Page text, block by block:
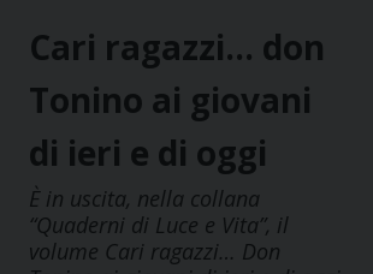
Cari ragazzi… don
Tonino ai giovani
di ieri e di oggi
È in uscita, nella collana
“Quaderni di Luce e Vita”, il
volume Cari ragazzi… Don